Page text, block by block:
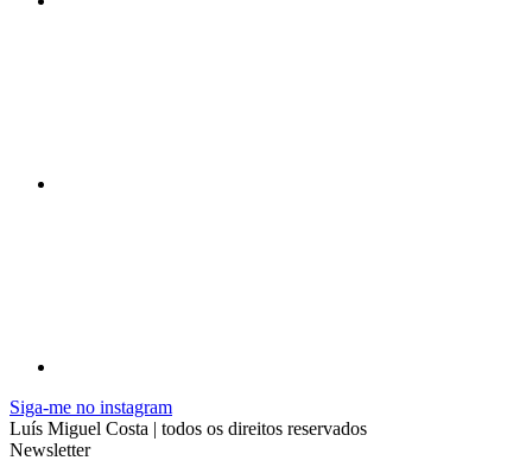
Siga-me no instagram
Luís Miguel Costa | todos os direitos reservados
Newsletter